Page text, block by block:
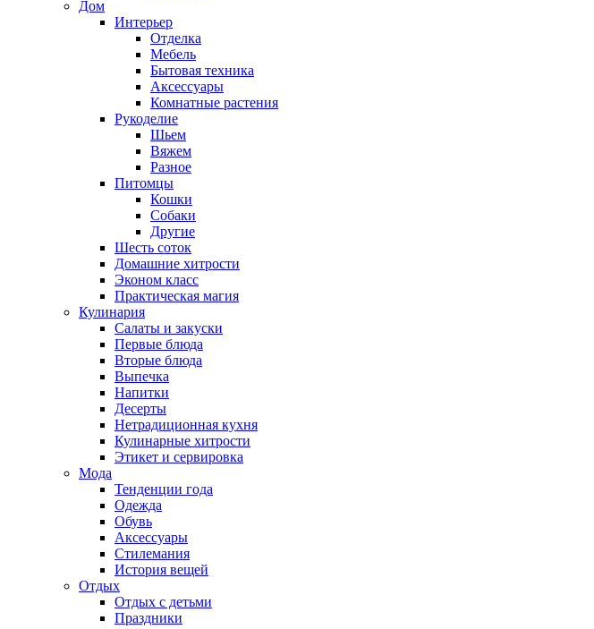
Дом
Интерьер
Отделка
Мебель
Бытовая техника
Аксессуары
Комнатные растения
Рукоделие
Шьем
Вяжем
Разное
Питомцы
Кошки
Собаки
Другие
Шесть соток
Домашние хитрости
Эконом класс
Практическая магия
Кулинария
Салаты и закуски
Первые блюда
Вторые блюда
Выпечка
Напитки
Десерты
Нетрадиционная кухня
Кулинарные хитрости
Этикет и сервировка
Мода
Тенденции года
Одежда
Обувь
Аксессуары
Стилемания
История вещей
Отдых
Отдых с детьми
Праздники